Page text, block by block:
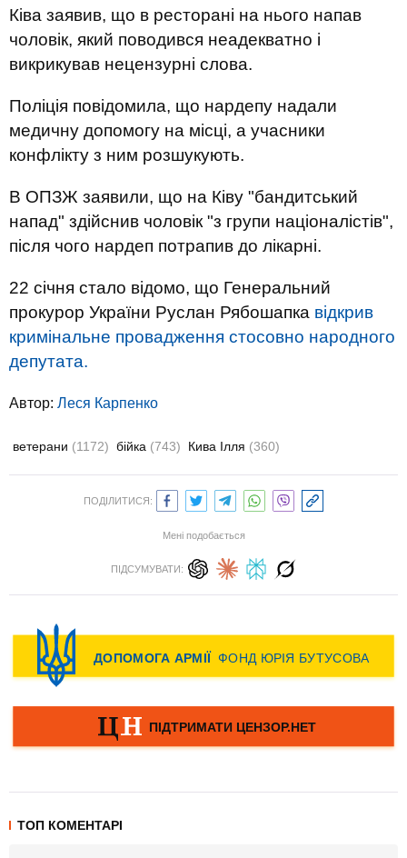
Ківа заявив, що в ресторані на нього напав
чоловік, який поводився неадекватно і
викрикував нецензурні слова.
Поліція повідомила, що нардепу надали
медичну допомогу на місці, а учасники
конфлікту з ним розшукують.
В ОПЗЖ заявили, що на Ківу "бандитський
напад" здійснив чоловік "з групи націоналістів",
після чого нардеп потрапив до лікарні.
22 січня стало відомо, що Генеральний
прокурор України Руслан Рябошапка відкрив
кримінальне провадження стосовно народного
депутата.
Автор: Леся Карпенко
ветерани (1172) бійка (743) Кива Ілля (360)
ПОДІЛИТИСЯ:
Мені подобається
ПІДСУМУВАТИ:
ТОП КОМЕНТАРІ